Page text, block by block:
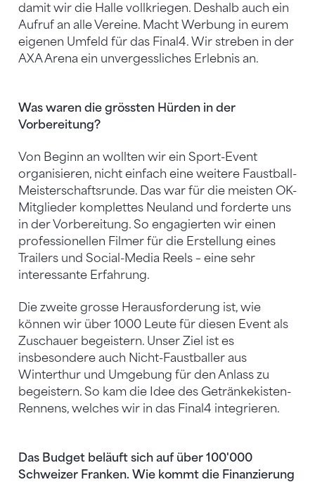
damit wir die Halle vollkriegen. Deshalb auch ein
Aufruf an alle Vereine. Macht Werbung in eurem
eigenen Umfeld für das Final4. Wir streben in der
AXA Arena ein unvergessliches Erlebnis an.
Was waren die grössten Hürden in der
Vorbereitung?
Von Beginn an wollten wir ein Sport-Event
organisieren, nicht einfach eine weitere Faustball-
Meisterschaftsrunde. Das war für die meisten OK-
Mitglieder komplettes Neuland und forderte uns
in der Vorbereitung. So engagierten wir einen
professionellen Filmer für die Erstellung eines
Trailers und Social-Media Reels – eine sehr
interessante Erfahrung.
Die zweite grosse Herausforderung ist, wie
können wir über 1000 Leute für diesen Event als
Zuschauer begeistern. Unser Ziel ist es
insbesondere auch Nicht-Faustballer aus
Winterthur und Umgebung für den Anlass zu
begeistern. So kam die Idee des Getränkekisten-
Rennens, welches wir in das Final4 integrieren.
Das Budget beläuft sich auf über 100'000
Schweizer Franken. Wie kommt die Finanzierung